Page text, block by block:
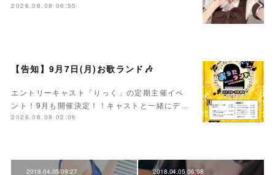
2026.08.08 06:55
【告知】9月7日(月)お歌ランド🎶
エントリーキャスト「りっく」の定期主催イベ
ント！9月も開催決定！！キャストと一緒にデ…
2026.08.08 02:06
2018.04.05 09:27 2018.04.05 06:08